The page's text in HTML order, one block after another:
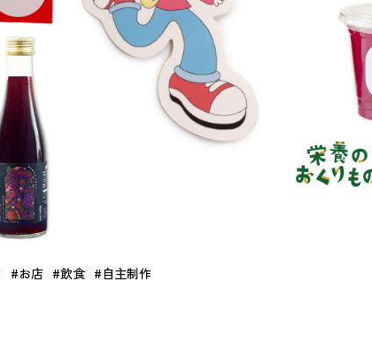
#お店 #飲食 #自主制作